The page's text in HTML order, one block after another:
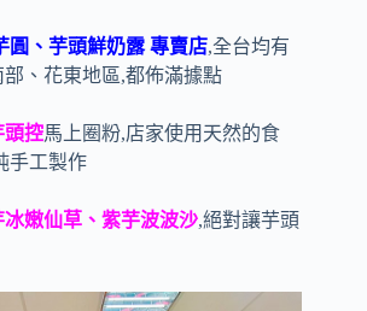
圓、芋頭鮮奶露 專賣店,全台均有
、花東地區,都佈滿據點
頭控馬上圈粉,店家使用天然的食
手工製作
嫩仙草、紫芋波波沙,絕對讓芋頭